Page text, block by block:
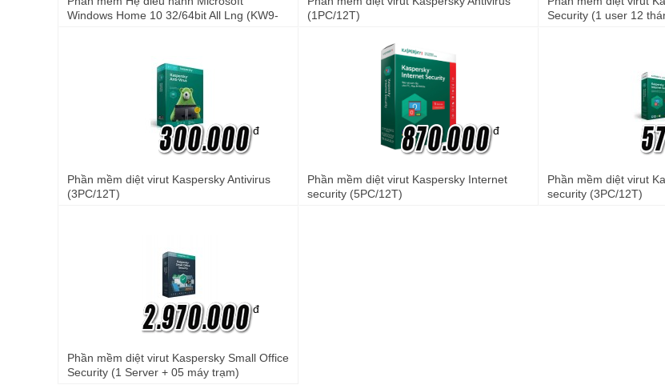
Windows Home 10 32/64bit All Lng (KW9-
(1PC/12T)
Security (1 user 12
đ
Phần mềm diệt virut Kaspersky Antivirus
(3PC/12T)
đ
Phần mềm diệt virut Kaspersky Internet
security (5PC/12T)
Phần mềm diệt virut
security (3PC/12T)
đ
Phần mềm diệt virut Kaspersky Small Office
Security (1 Server + 05 máy trạm)